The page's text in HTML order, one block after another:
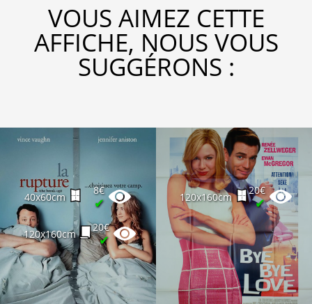
VOUS AIMEZ CETTE
AFFICHE, NOUS VOUS
SUGGÉRONS :
40x60cm
8€
✔
120x160cm
20€
✔
120x160cm
20€
✔